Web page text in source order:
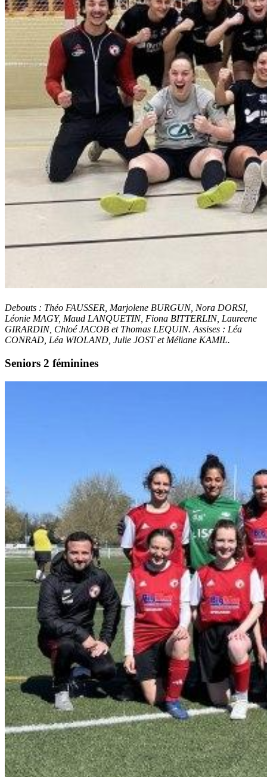
Debouts : Théo FAUSSER, Marjolene BURGUN, Nora DORSI,
Léonie MAGY, Maud LANQUETIN, Fiona BITTERLIN, Laureene
GIRARDIN, Chloé JACOB et Thomas LEQUIN. Assises : Léa
CONRAD, Léa WIOLAND, Julie JOST et Méliane KAMIL.
Seniors 2 féminines